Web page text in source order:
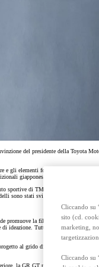
del presidente della Toyota
e gli elementi fondamentali di un
giapponesi - tra cui architetti,
sportive di TMC, sulle orme della
sono stati sviluppati insieme,
promuove la filosofia del TGR di
ideazione. Tutti gli aspetti dello
al grido di "Voglio che vi
la GR GT presenta un
Cliccando su
sito (cd.
marketing,
Cliccando su